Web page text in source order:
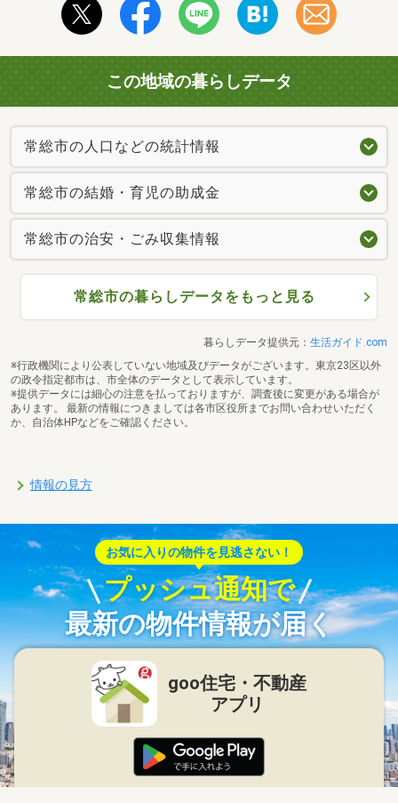
この地域の暮らしデータ
常総市の人口などの統計情報
常総市の結婚・育児の助成金
常総市の治安・ごみ収集情報
常総市の暮らしデータをもっと見る
暮らしデータ提供元： 生活ガイド.com
※行政機関により公表していない地域及びデータがございます。東京23区以外
の政令指定都市は、市全体のデータとして表示しています。
※提供データには細心の注意を払っておりますが、調査後に変更がある場合が
あります。 最新の情報につきましては各市区役所までお問い合わせいただく
か、自治体HPなどをご確認ください。
情報の見方
お気に入りの物件を見逃さない！
プッシュ通知で
最新の物件情報が届く
goo住宅・不動産
アプリ